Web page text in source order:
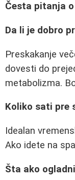
Česta pitanja o
Da li je dobro
Preskakanje
dovesti do
metabolizma.
Koliko sati pre
Idealan
Ako idete na
Šta ako